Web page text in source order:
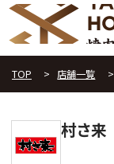
TOP 店舗一覧
村さ来